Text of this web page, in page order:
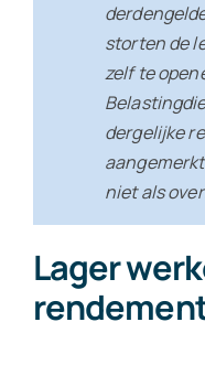
storten de
zelf te
dergelijke
niet als
Lager